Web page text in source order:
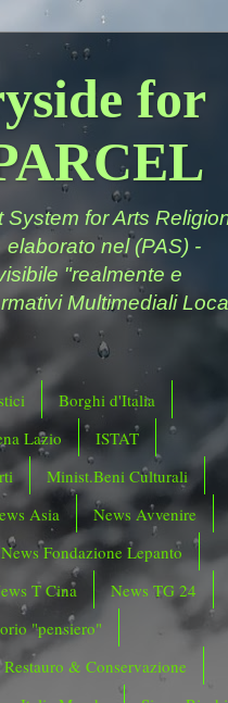
for
for Arts
nel (PAS) -
"realmente e
Multimediali
Borghi d'Italia
Lazio
ISTAT
Minist.Beni Culturali
Asia
News Avvenire
News Fondazione Lepanto
T Cina
News TG 24
"pensiero"
Restauro & Conservazione